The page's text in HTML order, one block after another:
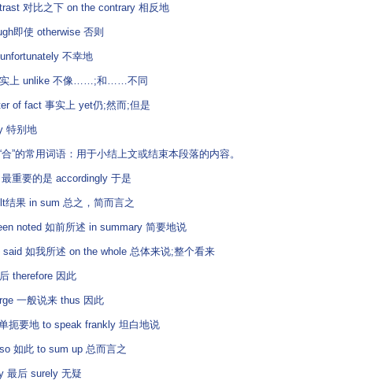
对比之下 on the contrary 相反地
即使 otherwise 否则
不幸地
上 unlike 不像……;和……不同
fact 事实上 yet仍;然而;但是
别地
的常用词语：用于小结上文或结束本段落的内容。
要的是 accordingly 于是
果 in sum 总之，简而言之
noted 如前所述 in summary 简要地说
如我所述 on the whole 总体来说;整个看来
therefore 因此
一般说来 thus 因此
要地 to speak frankly 坦白地说
此 to sum up 总而言之
后 surely 无疑